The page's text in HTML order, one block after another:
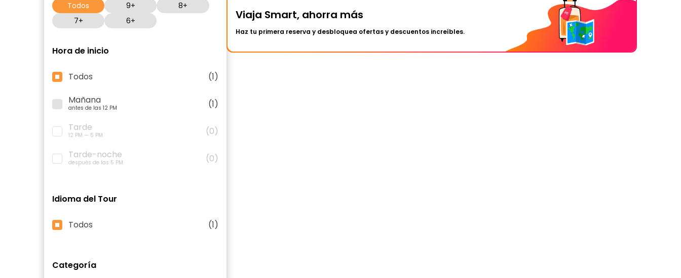
Todos 9+
8+
7+
6+
Hora de inicio
Todos
(1)
Mañana
antes de las 12 PM
(1)
Tarde
12 PM — 5 PM
(0)
Tarde-noche
después de las 5 PM (0)
Idioma del Tour
Todos (1)
Categoría
Viaja Smart, ahorra más
Haz tu primera reserva y desbloquea ofertas y descuentos increíbles.